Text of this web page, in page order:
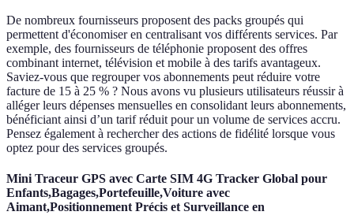
De nombreux fournisseurs proposent des packs groupés qui
permettent d'économiser en centralisant vos différents services. Par
exemple, des fournisseurs de téléphonie proposent des offres
combinant internet, télévision et mobile à des tarifs avantageux.
Saviez-vous que regrouper vos abonnements peut réduire votre
facture de 15 à 25 % ? Nous avons vu plusieurs utilisateurs réussir à
alléger leurs dépenses mensuelles en consolidant leurs abonnements,
bénéficiant ainsi d’un tarif réduit pour un volume de services accru.
Pensez également à rechercher des actions de fidélité lorsque vous
optez pour des services groupés.
Mini Traceur GPS avec Carte SIM 4G Tracker Global pour
Enfants,Bagages,Portefeuille,Voiture avec
Aimant,Positionnement Précis et Surveillance en